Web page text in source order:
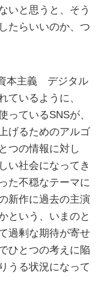
いと思うと、そう
たらいいのか、つ
本主義 デジタル
ているように、
っているSNSが、
げるためのアルゴ
つの情報に対し
い社会になってき
た不穏なテーマに
新作に過去の主演
という、いまのと
過剰な期待が寄せ
ひとつの考えに陥
うる状況になって